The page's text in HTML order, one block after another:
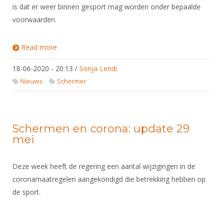
is dat er weer binnen gesport mag worden onder bepaalde
voorwaarden.
Read more
18-06-2020 - 20:13 / Sonja Lendi
Nieuws Schermer
Schermen en corona: update 29
mei
Deze week heeft de regering een aantal wijzigingen in de
coronamaatregelen aangekondigd die betrekking hebben op
de sport.